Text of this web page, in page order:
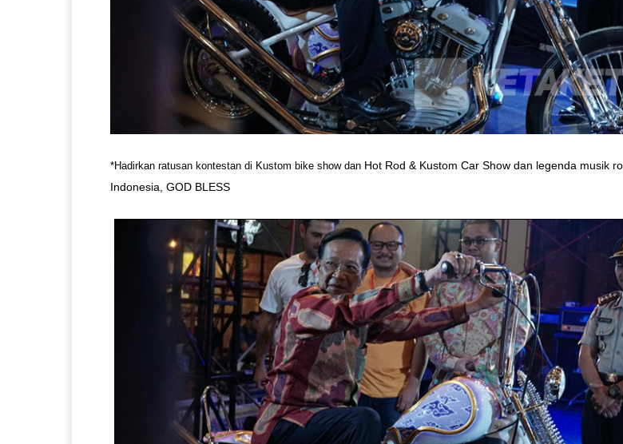
*Hadirkan ratusan kontestan di Kustom bike show dan Hot Rod & Kustom Car Show dan legenda musik
Indonesia, GOD BLESS